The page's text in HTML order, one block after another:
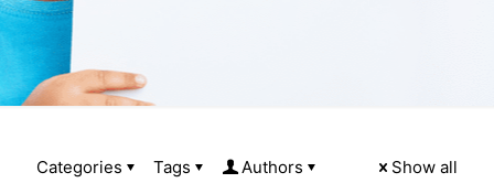
Categories Tags Authors Show all